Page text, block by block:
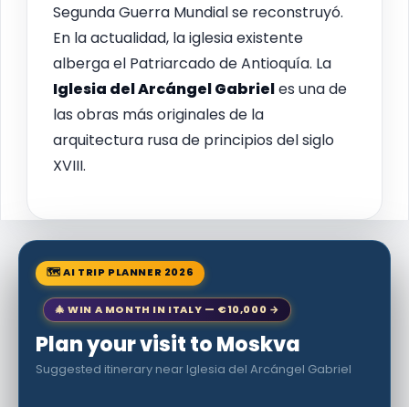
Segunda Guerra Mundial se reconstruyó.
En la actualidad, la iglesia existente
alberga el Patriarcado de Antioquía. La
Iglesia del Arcángel Gabrieles una de
las obras más originales de la
arquitectura rusa de principios del siglo
XVIII.
🗺 AI TRIP PLANNER 2026
🎄 WIN A MONTH IN ITALY — €10,000 →
Plan your visit to Moskva
Suggested itinerary near Iglesia del Arcángel Gabriel